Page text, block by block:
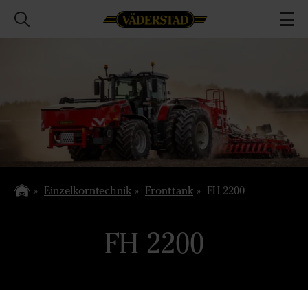
Einzelkorntechnik Fronttank FH 2200
FH 2200